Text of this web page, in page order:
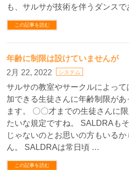
も、サルサが技術を伴うダンス
この記事を読む
年齢に制限は設けていませんが
2月 22, 2022
システム
サルサの教室やサークルによって
加できる生徒さんに年齢制限があ
ます。 〇〇才までの生徒さんに
たいな規定ですね。 SALDRAも
じゃないのとお思いの方もいるか
ん。 SALDRAは常日頃 …
この記事を読む